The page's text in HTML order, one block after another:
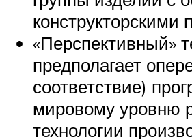
конструкторскими
«Перспективный»
предполагает
соответствие)
мировому уровню
технологии